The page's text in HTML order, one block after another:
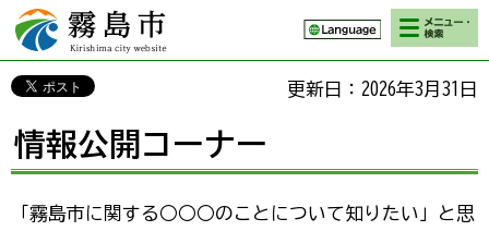
霧島市 Kirishima
city website
検索・メニ
ュー
更新日：2026年3月31日
情報公開コーナー
「霧島市に関する○○○のことについて知りたい」と思